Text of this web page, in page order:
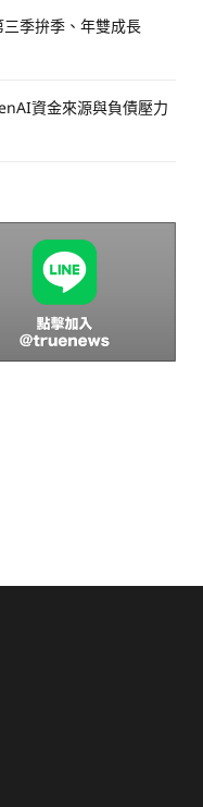
季拚季、年雙成長
資金來源與負債壓力